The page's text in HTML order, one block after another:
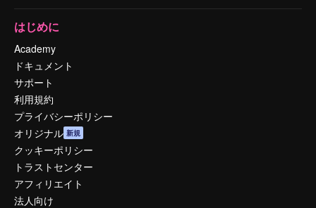
はじめに
Academy
ドキュメント
サポート
利用規約
プライバシーポリシー
オリジナル 新規
クッキーポリシー
トラストセンター
アフィリエイト
法人向け